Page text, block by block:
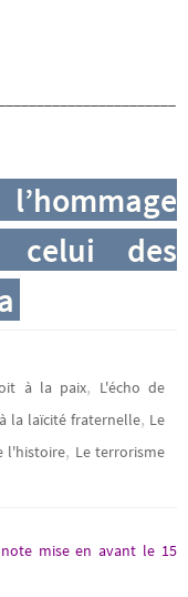
des
à la paix, L'écho de
la laïcité fraternelle, Le
l'histoire, Le terrorisme
note mise en avant le 15